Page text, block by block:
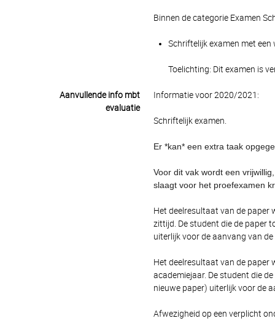
Binnen de categorie Examen
Schriftelijk examen met
Toelichting: Dit examen is
Aanvullende info mbt
evaluatie
Informatie voor 2020/2021:
Schriftelijk examen.
Er *kan* een extra taak
Voor dit vak wordt een
slaagt voor het proefexamen
Het deelresultaat van de
zittijd. De student die de paper
uiterlijk voor de aanvang van
Het deelresultaat van de
academiejaar. De student die
nieuwe paper) uiterlijk voor de
Afwezigheid op een verplicht